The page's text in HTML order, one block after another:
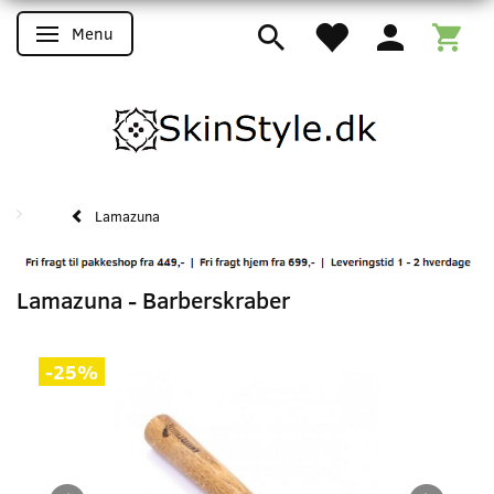
Skifte navigation
Menu
Lamazuna
Lamazuna - Barberskraber
-25%